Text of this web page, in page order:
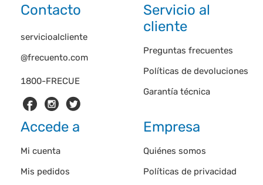
Contacto
1800-FRECUE
servicioalcliente
@frecuento.com
Servicio al
cliente
Preguntas frecuentes
Políticas de devoluciones
Garantía técnica
Accede a
Mi cuenta
Mis pedidos
Empresa
Quiénes somos
Políticas de privacidad